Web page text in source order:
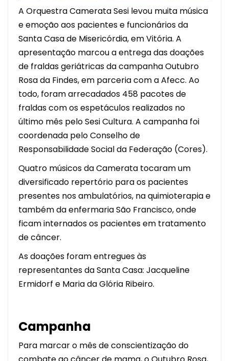
A Orquestra Camerata Sesi levou muita música
e emoção aos pacientes e funcionários da
Santa Casa de Misericórdia, em Vitória. A
apresentação marcou a entrega das doações
de fraldas geriátricas da campanha Outubro
Rosa da Findes, em parceria com a Afecc. Ao
todo, foram arrecadados 458 pacotes de
fraldas com os espetáculos realizados no
último mês pelo Sesi Cultura. A campanha foi
coordenada pelo Conselho de
Responsabilidade Social da Federação (Cores).
Quatro músicos da Camerata tocaram um
diversificado repertório para os pacientes
presentes nos ambulatórios, na quimioterapia e
também da enfermaria São Francisco, onde
ficam internados os pacientes em tratamento
de câncer.
As doações foram entregues às
representantes da Santa Casa: Jacqueline
Ermidorf e Maria da Glória Ribeiro.
Campanha
Para marcar o mês de conscientização do